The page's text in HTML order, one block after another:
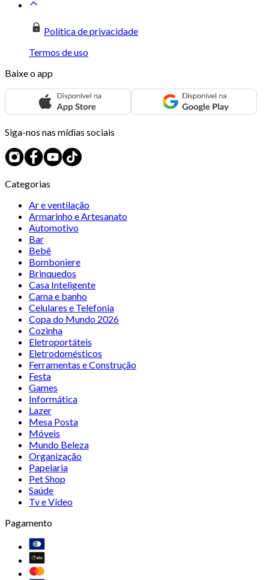
Política de privacidade
Termos de uso
Baixe o app
Siga-nos nas mídias sociais
Categorias
Ar e ventilação
Armarinho e Artesanato
Automotivo
Bar
Bebê
Bomboniere
Brinquedos
Casa Inteligente
Cama e banho
Celulares e Telefonia
Copa do Mundo 2026
Cozinha
Eletroportáteis
Eletrodomésticos
Ferramentas e Construção
Festa
Games
Informática
Lazer
Mesa Posta
Móveis
Mundo Beleza
Organização
Papelaria
Pet Shop
Saúde
Tv e Vídeo
Pagamento